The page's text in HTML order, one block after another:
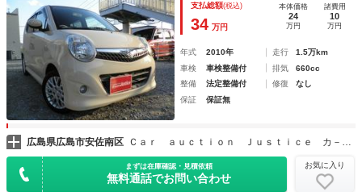
支払総額(税込)
34 万円
本体価格
24
万円
諸費用
10
万円
年式 2010年 走行
1.5万km
車検
車検整備付 排気
660cc
整備
法定整備付 修復
なし
保証
保証無
広島県広島市安佐南区 Ｃａｒ ａｕｃｔｉｏｎ Ｊｕｓｔｉｃｅ カ－オ－クション・ジャスティス
まずは在庫確認・見積依頼
無料通話でお問い合わせ
お気に入り